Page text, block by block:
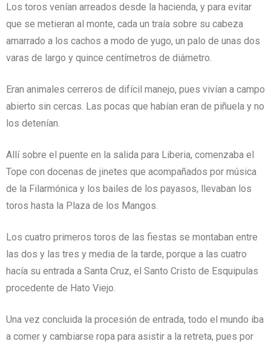
Los toros venían arreados desde la hacienda, y para evitar
que se metieran al monte, cada un traía sobre su cabeza
amarrado a los cachos a modo de yugo, un palo de unas dos
varas de largo y quince centímetros de diámetro.
Eran animales cerreros de difícil manejo, pues vivían a campo
abierto sin cercas. Las pocas que habían eran de piñuela y no
los detenían.
Allí sobre el puente en la salida para Liberia, comenzaba el
Tope con docenas de jinetes que acompañados por música
de la Filarmónica y los bailes de los payasos, llevaban los
toros hasta la Plaza de los Mangos.
Los cuatro primeros toros de las fiestas se montaban entre
las dos y las tres y media de la tarde, porque a las cuatro
hacía su entrada a Santa Cruz, el Santo Cristo de Esquipulas
procedente de Hato Viejo.
Una vez concluida la procesión de entrada, todo el mundo iba
a comer y cambiarse ropa para asistir a la retreta, pues por